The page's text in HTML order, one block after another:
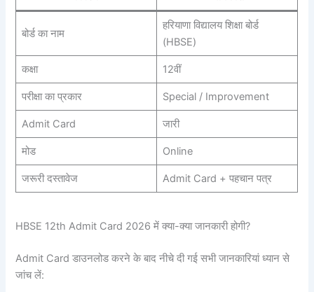
बोर्ड का नाम
हरियाणा विद्यालय शिक्षा बोर्ड
(HBSE)
कक्षा 12वीं
परीक्षा का प्रकार Special / Improvement
Admit Card जारी
मोड Online
जरूरी दस्तावेज Admit Card + पहचान पत्र
HBSE 12th Admit Card 2026 में क्या-क्या जानकारी होगी?
Admit Card डाउनलोड करने के बाद नीचे दी गई सभी जानकारियां ध्यान से
जांच लें: